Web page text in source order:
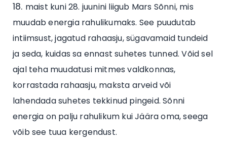
maist kuni 28. juunini liigub Mars Sõnni, mis
muudab energia rahulikumaks. See puudutab
intiimsust, jagatud rahaasju, sügavamaid tundeid
ja seda, kuidas sa ennast suhetes tunned. Võid sel
ajal teha muudatusi mitmes valdkonnas,
korrastada rahaasju, maksta arveid või
lahendada suhetes tekkinud pingeid. Sõnni
energia on palju rahulikum kui Jäära oma, seega
võib see tuua kergendust.